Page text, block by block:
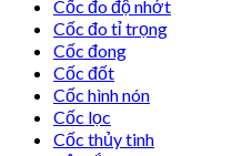
Cốc đo độ nhớt
Cốc đo tỉ trọng
Cốc đong
Cốc đốt
Cốc hình nón
Cốc lọc
Cốc thủy tinh